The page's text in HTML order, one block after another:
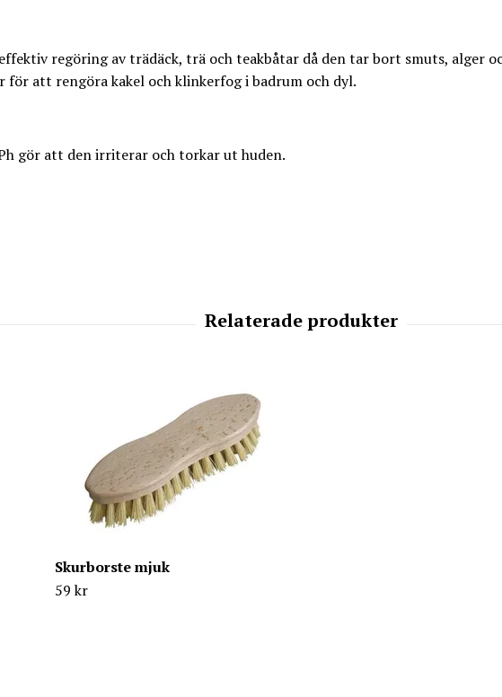
effektiv regöring av trädäck, trä och teakbåtar då den tar bort smuts,
för att rengöra kakel och klinkerfog i badrum och dyl.
gör att den irriterar och torkar ut huden.
Skurborste mjuk
59 kr